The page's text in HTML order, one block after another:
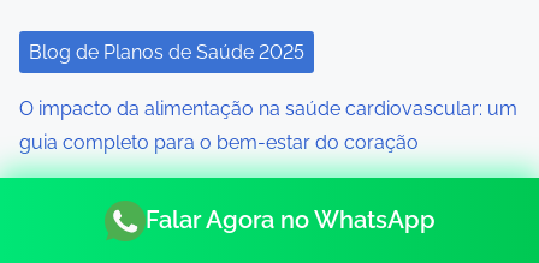
i
o
n
Blog de Planos de Saúde 2025
O impacto da alimentação na saúde cardiovascular: um
guia completo para o bem-estar do coração
Falar Agora no WhatsApp